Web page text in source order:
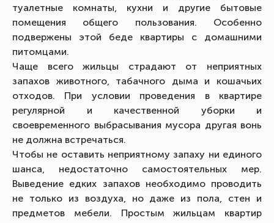
туалетные комнаты, кухни и другие бытовые
помещения общего пользования. Особенно
подвержены этой беде квартиры с домашними
питомцами.
Чаще всего жильцы страдают от неприятных
запахов животного, табачного дыма и кошачьих
отходов. При условии проведения в квартире
регулярной и качественной уборки и
своевременного выбрасывания мусора другая вонь
не должна встречаться.
Чтобы не оставить неприятному запаху ни единого
шанса, недостаточно самостоятельных мер.
Выведение едких запахов необходимо проводить
не только из воздуха, но даже из пола, стен и
предметов мебели. Простым жильцам квартир